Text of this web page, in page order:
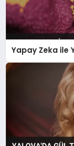
Yapay Zeka ile